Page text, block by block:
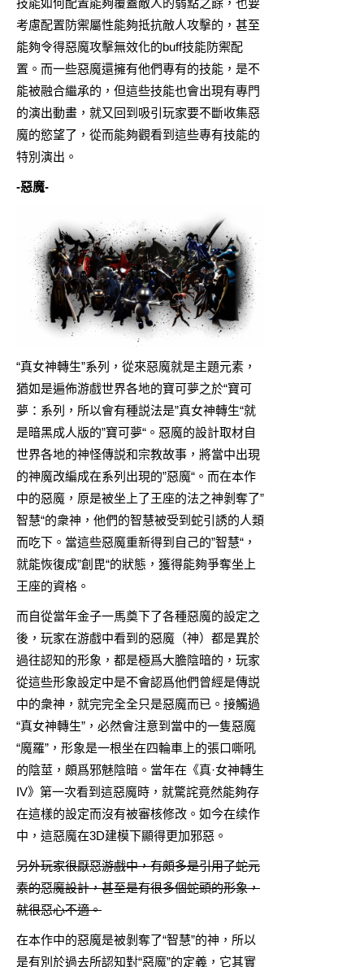
技能如何配置能夠覆蓋敵人的弱點之餘，也要
考慮配置防禦屬性能夠抵抗敵人攻擊的，甚至
能夠令得惡魔攻擊無效化的buff技能防禦配
置。而一些惡魔還擁有他們專有的技能，是不
能被融合繼承的，但這些技能也會出現有專門
的演出動畫，就又回到吸引玩家要不斷收集惡
魔的慾望了，從而能夠觀看到這些專有技能的
特別演出。
-惡魔-
“真女神轉生”系列，從來惡魔就是主題元素，
猶如是遍佈游戲世界各地的寶可夢之於“寶可
夢：系列，所以會有種説法是”真女神轉生“就
是暗黑成人版的”寶可夢“。惡魔的設計取材自
世界各地的神怪傳説和宗教故事，將當中出現
的神魔改編成在系列出現的”惡魔“。而在本作
中的惡魔，原是被坐上了王座的法之神剝奪了”
智慧“的衆神，他們的智慧被受到蛇引誘的人類
而吃下。當這些惡魔重新得到自己的”智慧“，
就能恢復成”創毘“的狀態，獲得能夠爭奪坐上
王座的資格。
而自從當年金子一馬奠下了各種惡魔的設定之
後，玩家在游戲中看到的惡魔（神）都是異於
過往認知的形象，都是極爲大膽陰暗的，玩家
從這些形象設定中是不會認爲他們曾經是傳説
中的衆神，就完完全全只是惡魔而已。接觸過
“真女神轉生”，必然會注意到當中的一隻惡魔
“魔羅”，形象是一根坐在四輪車上的張口嘶吼
的陰莖，頗爲邪魅陰暗。當年在《真·女神轉生
IV》第一次看到這惡魔時，就驚詫竟然能夠存
在這樣的設定而沒有被審核修改。如今在续作
中，這惡魔在3D建模下顯得更加邪惡。
另外玩家很厭惡游戲中，有頗多是引用了蛇元
素的惡魔設計，甚至是有很多個蛇頭的形象，
就很惡心不適。
在本作中的惡魔是被剝奪了“智慧”的神，所以
是有別於過去所認知對“惡魔”的定義，它其實